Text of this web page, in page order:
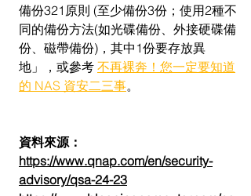
備份321原則 (至少備份3份；使用2種不
同的備份方法(如光碟備份、外接硬碟備
份、磁帶備份)，其中1份要存放異
地」，或參考 不再裸奔！您一定要知道
的 NAS 資安二三事。
資料來源：
https://www.qnap.com/en/security-
advisory/qsa-24-23